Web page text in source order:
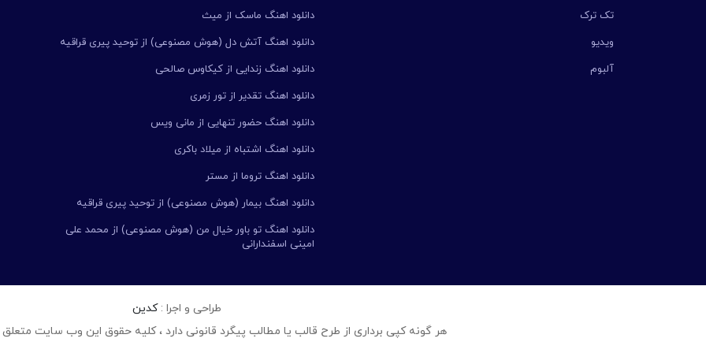
تک ترک
ویدیو
آلبوم
دانلود اهنگ ماسک از میث
دانلود اهنگ آتش دل (هوش مصنوعی) از توحید پیری قراقیه
دانلود اهنگ زندایی از کیکاوس صالحی
دانلود اهنگ تقدیر از تور زمری
دانلود اهنگ حضور تنهایی از مانی ویس
دانلود اهنگ اشتباه از میلاد باکری
دانلود اهنگ تروما از مستر
دانلود اهنگ بیمار (هوش مصنوعی) از توحید پیری قراقیه
دانلود اهنگ تو باور خیال من (هوش مصنوعی) از محمد علی
امینی اسفندارانی
طراحی و اجرا :کدین
هر گونه کپی برداری از طرح قالب یا مطالب پیگرد قانونی دارد ، کلیه حقوق این وب سایت